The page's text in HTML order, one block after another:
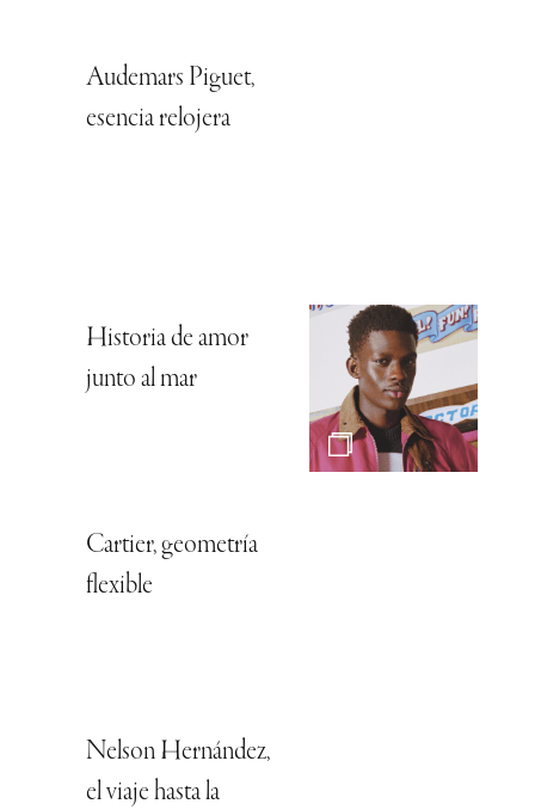
Audemars Piguet,
esencia relojera
Historia de amor
junto al mar
Cartier, geometría
flexible
Nelson Hernández,
el viaje hasta la